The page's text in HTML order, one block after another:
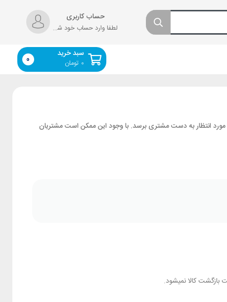
حساب کاربری
لطفا وارد حساب خود شوید!
سبد خرید
تومان 0
0
انتظار به دست مشتری برسد. با وجود این ممکن است مشتریان
کالا نمیشود.